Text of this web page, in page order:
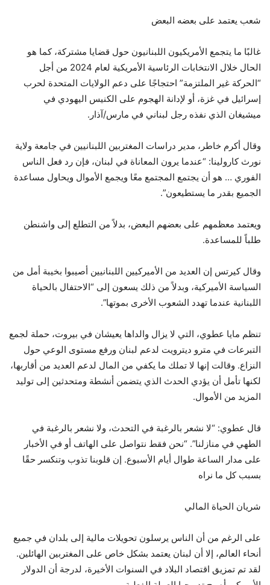
شعب يعتمد على بعضه البعض
غالبًا ما يتجمع الأمريكيون اللبنانيون حول قضايا مشتركة، كما هو
الحال خلال الانتخابات الرئاسية الأمريكية لعام 2024 من أجل
“الحركة غير الملتزمة” احتجاجًا على دعم الولايات المتحدة لحرب
إسرائيل في غزة، أو لإدانة الهجوم على الكنيس اليهودي في
ميشيغان الذي نفذه رجل لبناني في مارس/آذار.
وقال أكرم خاطر، مدير دراسات المغتربين اللبنانيين في جامعة ولاية
نورث كارولينا: “عندما يرون المعاناة في لبنان، فإن رد فعل الناس
الفوري … هو أن يجتمع المجتمع معًا ويجمع الأموال ويحاول مساعدة
الجميع بقدر ما يستطيعون”.
ويعتمد معظمهم على بعضهم البعض، بدلاً من التطلع إلى واشنطن
طلباً للمساعدة.
وقال كيرتس إن العديد من الأميركيين اللبنانيين أصيبوا بخيبة أمل من
السياسة الأميركية، وبدلاً من ذلك يسعون إلى “الاحتفال بالحياة
اللبنانية عندما تهدد الشعوب الأخرى بموتها”.
تنظم مايا عطوي، التي لا يزال والداها يعيشان في بيروت، حملة لجمع
التبرعات في مترو ديترويت لدعم لبنان ورفع مستوى الوعي حول
النزاع. وقالت إنها لا تملك ما يكفي من المال لدعم العديد من أقاربها،
لكنها تأمل أن يؤدي الحدث الذي يتضمن أنشطة ومتحدثين إلى توليد
المزيد من الأموال.
قال عطوي: “لا نشعر بالرغبة في التحدث، ولا نشعر بالرغبة في
الطهي في منازلنا”. “نحن فقط نتواصل على الهاتف أو في الأخبار
على مدار الساعة طوال أيام الأسبوع. إن قلوبنا تذوب وتنكسر حقًا
بسبب كل ما نراه
شريان الحياة المالي
على الرغم من أن الناس يرسلون تحويلات مالية إلى بلدان في جميع
أنحاء العالم، إلا أن لبنان يعتمد بشكل خاص على المغتربين الهائلين.
لقد تم تمزيق اقتصاد البلاد في السنوات الأخيرة، لدرجة أن الدولار